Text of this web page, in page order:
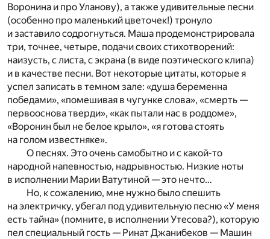
Воронина и про Уланову), а также удивительные песни
(особенно про маленький цветочек!) тронуло
и заставило содрогнуться. Маша продемонстрировала
три, точнее, четыре, подачи своих стихотворений:
наизусть, с листа, с экрана (в виде поэтического клипа)
и в качестве песни. Вот некоторые цитаты, которые я
успел записать в темном зале: «душа беременна
победами», «помешивая в чугунке слова», «смерть —
первооснова тверди», «как пытали нас в роддоме»,
«Воронин был не белое крыло», «я готова стоять
на голом известняке».
О песнях. Это очень самобытно и с какой-то
народной напевностью, надрывностью. Низкие ноты
в исполнении Марии Ватутиной — это нечто…
Но, к сожалению, мне нужно было спешить
на электричку, убегал под удивительную песню «У меня
есть тайна» (помните, в исполнении Утесова?), которую
пел специальный гость — Ринат Джанибеков — Машин